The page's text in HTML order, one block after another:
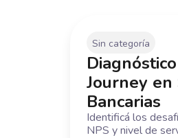
Sin categoría
Journey en
Bancarias
Identificá los
NPS y nivel de